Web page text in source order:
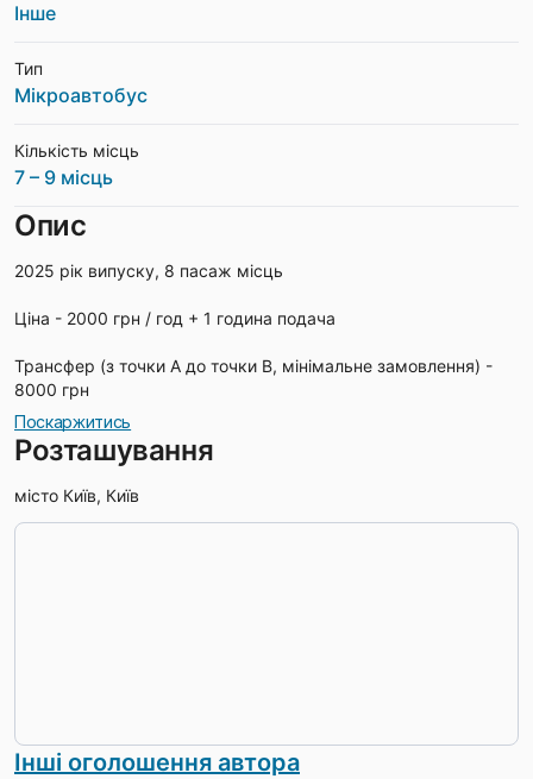
Інше
Тип
Мікроавтобус
Кількість місць
7 – 9 місць
Опис
2025 рік випуску, 8 пасаж місць
Ціна - 2000 грн / год + 1 година подача
Трансфер (з точки А до точки В, мінімальне замовлення) -
8000 грн
Поскаржитись
Розташування
місто Київ, Київ
Інші оголошення автора